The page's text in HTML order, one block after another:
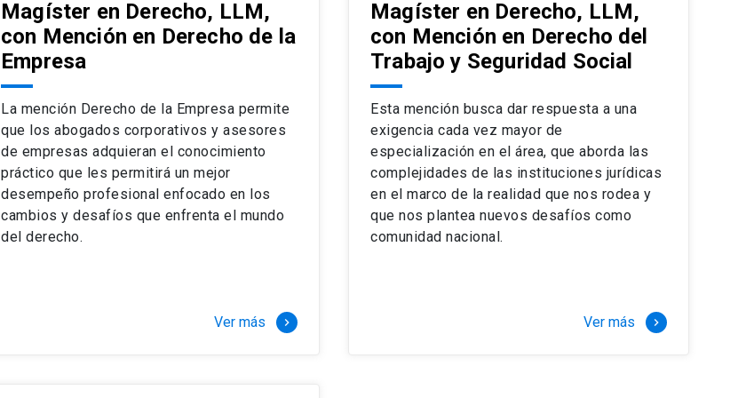
Magíster en Derecho, LLM,
con Mención en Derecho de la
Empresa
La mención Derecho de la Empresa permite
que los abogados corporativos y asesores
de empresas adquieran el conocimiento
práctico que les permitirá un mejor
desempeño profesional enfocado en los
cambios y desafíos que enfrenta el mundo
del derecho.
Ver más keyboard_arrow_right
Magíster en Derecho, LLM,
con Mención en Derecho del
Trabajo y Seguridad Social
Esta mención busca dar respuesta a una
exigencia cada vez mayor de
especialización en el área, que aborda las
complejidades de las instituciones jurídicas
en el marco de la realidad que nos rodea y
que nos plantea nuevos desafíos como
comunidad nacional.
Ver más keyboard_arrow_right